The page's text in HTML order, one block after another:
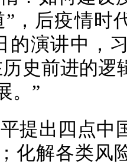
”，后疫情时
的演讲中，
史前进的逻
。”
提出四点中
化解各类风